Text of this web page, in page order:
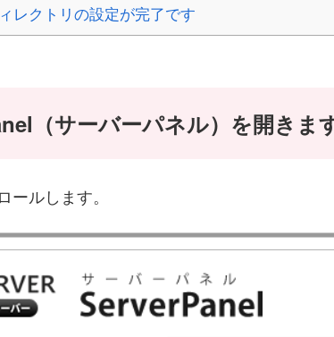
レクトリの設定が完了です
（サーバーパネル）を開きま
ールします。